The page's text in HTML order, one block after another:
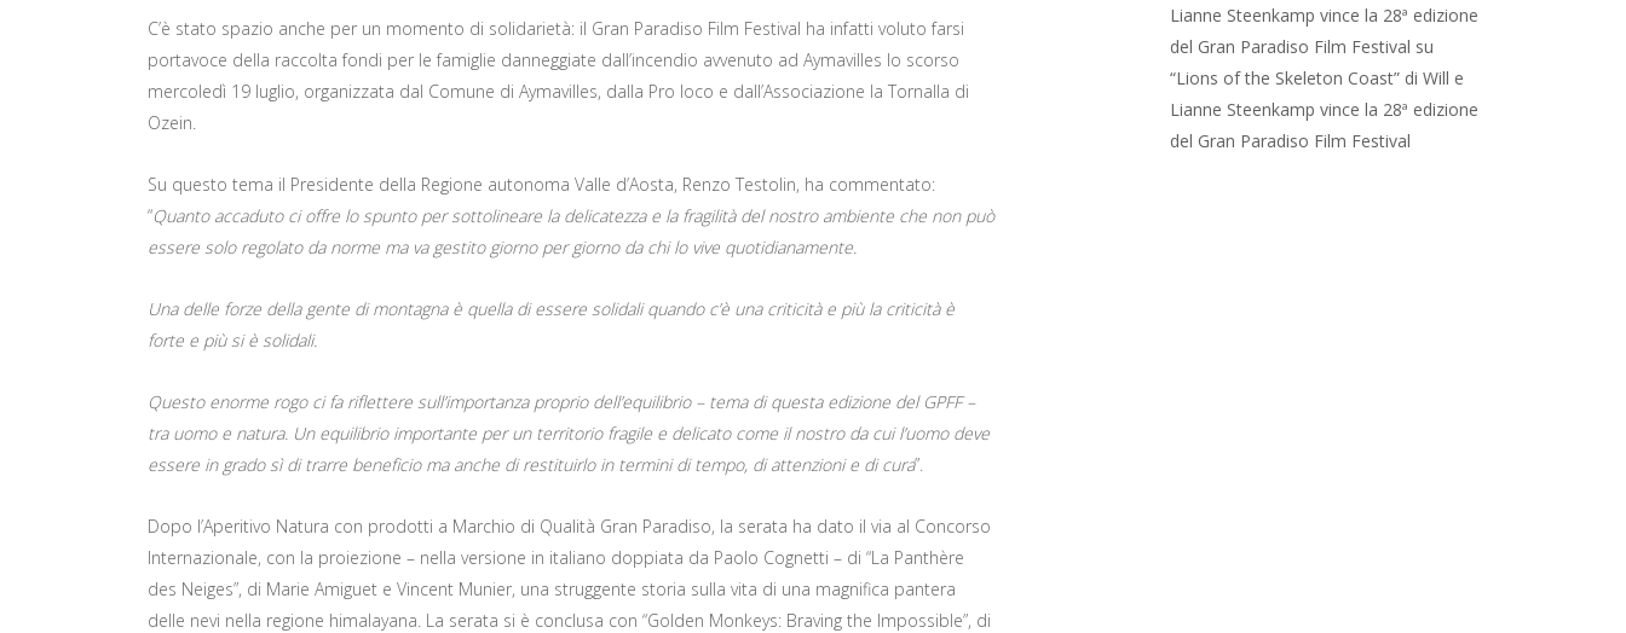
C’è stato spazio anche per un momento di solidarietà: il Gran Paradiso Film Festival ha infatti voluto farsi
portavoce della raccolta fondi per le famiglie danneggiate dall’incendio avvenuto ad Aymavilles lo scorso
mercoledì 19 luglio, organizzata dal Comune di Aymavilles, dalla Pro loco e dall’Associazione la Tornalla di
Ozein.
Su questo tema il Presidente della Regione autonoma Valle d’Aosta, Renzo Testolin, ha commentato:
“Quanto accaduto ci offre lo spunto per sottolineare la delicatezza e la fragilità del nostro ambiente che non può
essere solo regolato da norme ma va gestito giorno per giorno da chi lo vive quotidianamente.
Una delle forze della gente di montagna è quella di essere solidali quando c’è una criticità e più la criticità è
forte e più si è solidali.
Questo enorme rogo ci fa riflettere sull’importanza proprio dell’equilibrio – tema di questa edizione del GPFF –
tra uomo e natura. Un equilibrio importante per un territorio fragile e delicato come il nostro da cui l’uomo deve
essere in grado sì di trarre beneficio ma anche di restituirlo in termini di tempo, di attenzioni e di cura”.
Dopo l’Aperitivo Natura con prodotti a Marchio di Qualità Gran Paradiso, la serata ha dato il via al Concorso
Internazionale, con la proiezione – nella versione in italiano doppiata da Paolo Cognetti – di “La Panthère
des Neiges”, di Marie Amiguet e Vincent Munier, una struggente storia sulla vita di una magnifica pantera
delle nevi nella regione himalayana. La serata si è conclusa con “Golden Monkeys: Braving the Impossible”, di
Lianne Steenkamp vince la 28ª edizione
del Gran Paradiso Film Festival su
“Lions of the Skeleton Coast” di Will e
Lianne Steenkamp vince la 28ª edizione
del Gran Paradiso Film Festival